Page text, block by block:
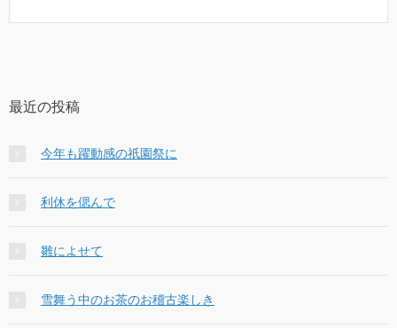
最近の投稿
今年も躍動感の祇園祭に
利休を偲んで
雛によせて
雪舞う中のお茶のお稽古楽しき